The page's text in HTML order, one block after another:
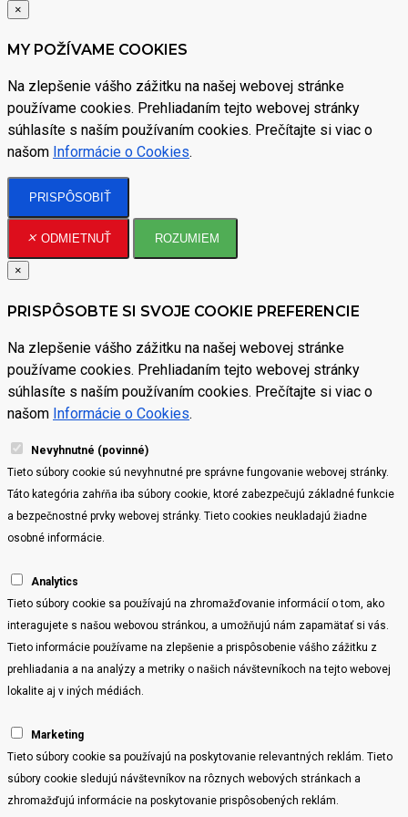
×
MY POŽÍVAME COOKIES
Na zlepšenie vášho zážitku na našej webovej stránke
používame cookies. Prehliadaním tejto webovej stránky
súhlasíte s naším používaním cookies. Prečítajte si viac o
našom Informácie o Cookies.
PRISPÔSOBIŤ
ODMIETNUŤ ROZUMIEM
×
PRISPÔSOBTE SI SVOJE COOKIE PREFERENCIE
Na zlepšenie vášho zážitku na našej webovej stránke
používame cookies. Prehliadaním tejto webovej stránky
súhlasíte s naším používaním cookies. Prečítajte si viac o
našom Informácie o Cookies.
Nevyhnutné (povinné)
Tieto súbory cookie sú nevyhnutné pre správne fungovanie webovej stránky.
Táto kategória zahŕňa iba súbory cookie, ktoré zabezpečujú základné funkcie
a bezpečnostné prvky webovej stránky. Tieto cookies neukladajú žiadne
osobné informácie.
Analytics
Tieto súbory cookie sa používajú na zhromažďovanie informácií o tom, ako
interagujete s našou webovou stránkou, a umožňujú nám zapamätať si vás.
Tieto informácie používame na zlepšenie a prispôsobenie vášho zážitku z
prehliadania a na analýzy a metriky o našich návštevníkoch na tejto webovej
lokalite aj v iných médiách.
Marketing
Tieto súbory cookie sa používajú na poskytovanie relevantných reklám. Tieto
súbory cookie sledujú návštevníkov na rôznych webových stránkach a
zhromažďujú informácie na poskytovanie prispôsobených reklám.